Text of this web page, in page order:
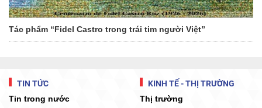
Tác phẩm “Fidel Castro trong trái tim người Việt”
TIN TỨC
Tin trong nước
KINH TẾ - THỊ TRƯỜNG
Thị trường